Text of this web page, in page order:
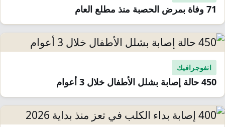
71 وفاة بمرض الحصبة منذ مطلع العام
انفوجرافيك
450 حالة إصابة بشلل الأطفال خلال 3 أعوام